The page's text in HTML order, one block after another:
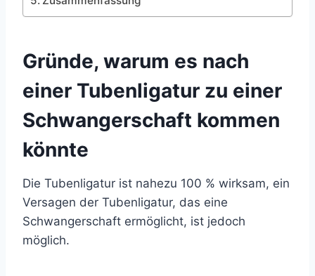
Gründe, warum es nach
einer Tubenligatur zu einer
Schwangerschaft kommen
könnte
Die Tubenligatur ist nahezu 100 % wirksam, ein
Versagen der Tubenligatur, das eine
Schwangerschaft ermöglicht, ist jedoch
möglich.